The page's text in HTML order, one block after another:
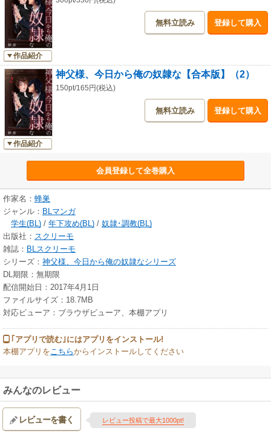
作品紹介
無料立読み 登録して購入
作品紹介
神父様、今日から俺の奴隷な【合本版】（2）
150pt/165円(税込)
無料立読み 登録して購入
会員登録して全巻購入
作家名： 蜂巣
ジャンル： BLマンガ
学生(BL) / 年下攻め(BL) / 奴隷･調教(BL)
出版社： スクリーモ
雑誌： BLスクリーモ
シリーズ： 神父様、今日から俺の奴隷なシリーズ
DL期限：無期限
配信開始日：2017年4月1日
ファイルサイズ：18.7MB
対応ビューア：ブラウザビューア、本棚アプリ
｢アプリで読む｣にはアプリをインストール!
本棚アプリをこちらからインストールしてください
みんなのレビュー
レビューを書く レビュー投稿で最大1000pt!